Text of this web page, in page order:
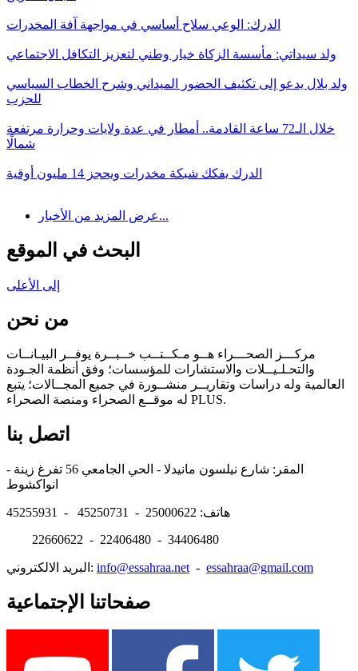
الدرك: الوعي سلاح أساسي في مواجهة آفة المخدرات
ولد سيداتي: مأسسة الزكاة خيار وطني لتعزيز التكافل الاجتماعي
ولد بلال يدعو إلى تكثيف الحضور الميداني وشرح الخطاب السياسي
للحزب
خلال الـ72 ساعة القادمة.. أمطار في عدة ولايات وحرارة مرتفعة
شمالًا
الدرك يفكك شبكة مخدرات ويحجز 14 مليون أوقية
عرض المزيد من الأخبار...
البحث في الموقع
إلى الأعلى
من نحن
مركـــز الصحـــراء هــو مـكــتــب خــبــرة يوفــر البيـانــات
والتحـلـيــلات والاستشارات للمؤسسات؛ وفق أنظمة الجـودة
العالمية وله دراسات وتقاريــر منشــورة في جميع المجــالات؛ يتبع
له موقــع الصحراء ومنصة الصحراء PLUS.
اتصل بنا
المقر: شارع نيلسون مانيدلا - الحي الجامعي 56 تفرغ زينة -
هاتف: 25000622 - 45250731 - 45255931
22660622 - 22406480 - 34406480
البريد الالكتروني: info@essahraa.net - essahraa@gmail.com
صفحاتنا الإجتماعية